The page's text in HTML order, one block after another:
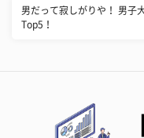
男だって寂しがりや！ 男子
Top5！